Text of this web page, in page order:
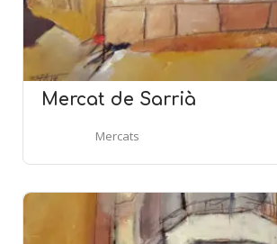
Mercat de Sarrià
Mercats